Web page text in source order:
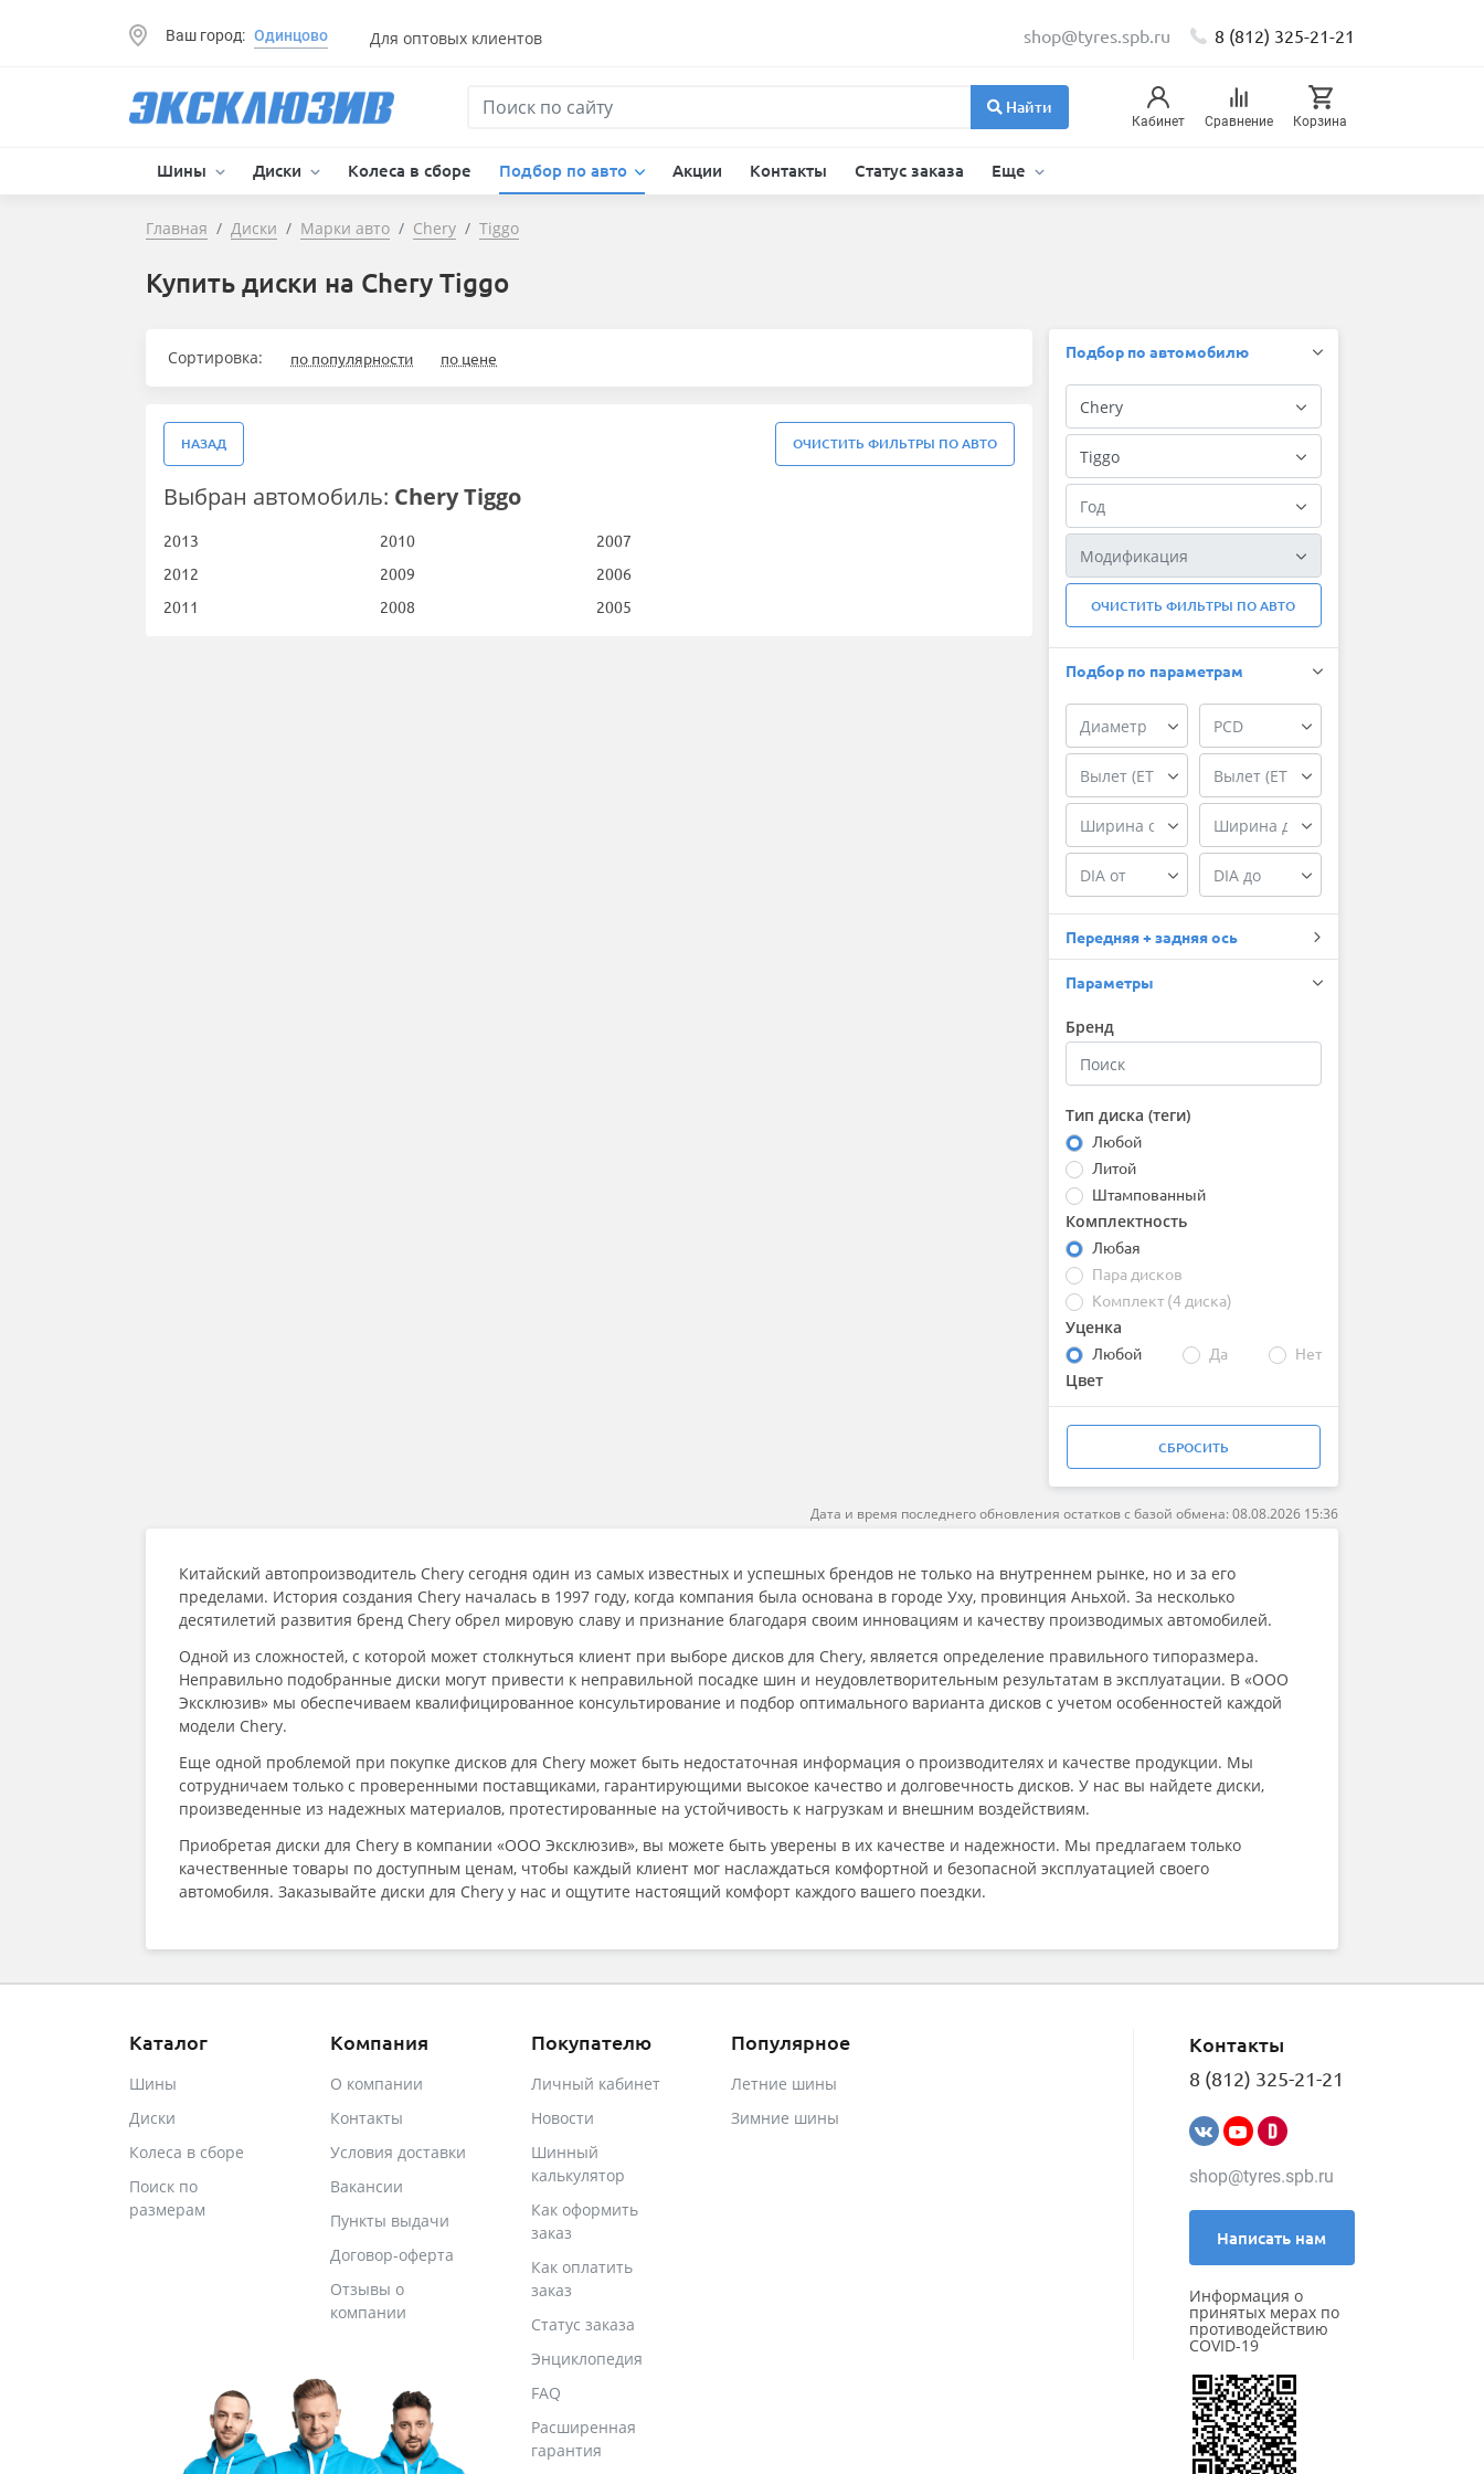
Ваш город: Одинцово Для оптовых клиентов shop@tyres.spb.ru 8 (812) 325-21-21
Найти
Кабинет Сравнение Корзина
Шины Диски Колеса в сборе Подбор по авто Акции Контакты Статус заказа Еще
Главная Диски Марки авто Chery Tiggo
Купить диски на Chery Tiggo
Сортировка: по популярности по цене
НАЗАД ОЧИСТИТЬ ФИЛЬТРЫ ПО АВТО
Выбран автомобиль: Chery Tiggo
2013
2012
2011
2010
2009
2008
2007
2006
2005
Подбор по автомобилю
ОЧИСТИТЬ ФИЛЬТРЫ ПО АВТО
Подбор по параметрам
Передняя + задняя ось
Параметры
Бренд
Тип диска (теги)
Любой
Литой
Штампованный
Комплектность
Любая
Пара дисков
Комплект (4 диска)
Уценка
Любой Да Нет
Цвет
СБРОСИТЬ
Дата и время последнего обновления остатков с базой обмена: 08.08.2026 15:36
Китайский автопроизводитель Chery сегодня один из самых известных и успешных брендов не только на внутреннем рынке, но и за его
пределами. История создания Chery началась в 1997 году, когда компания была основана в городе Уху, провинция Аньхой. За несколько
десятилетий развития бренд Chery обрел мировую славу и признание благодаря своим инновациям и качеству производимых автомобилей.
Одной из сложностей, с которой может столкнуться клиент при выборе дисков для Chery, является определение правильного типоразмера.
Неправильно подобранные диски могут привести к неправильной посадке шин и неудовлетворительным результатам в эксплуатации. В «ООО
Эксклюзив» мы обеспечиваем квалифицированное консультирование и подбор оптимального варианта дисков с учетом особенностей каждой
модели Chery.
Еще одной проблемой при покупке дисков для Chery может быть недостаточная информация о производителях и качестве продукции. Мы
сотрудничаем только с проверенными поставщиками, гарантирующими высокое качество и долговечность дисков. У нас вы найдете диски,
произведенные из надежных материалов, протестированные на устойчивость к нагрузкам и внешним воздействиям.
Приобретая диски для Chery в компании «ООО Эксклюзив», вы можете быть уверены в их качестве и надежности. Мы предлагаем только
качественные товары по доступным ценам, чтобы каждый клиент мог наслаждаться комфортной и безопасной эксплуатацией своего
автомобиля. Заказывайте диски для Chery у нас и ощутите настоящий комфорт каждого вашего поездки.
Каталог
Шины
Диски
Колеса в сборе
Поиск по
размерам
Компания
О компании
Контакты
Условия доставки
Вакансии
Пункты выдачи
Договор-оферта
Отзывы о
компании
Покупателю
Личный кабинет
Новости
Шинный
калькулятор
Как оформить
заказ
Как оплатить
заказ
Статус заказа
Энциклопедия
FAQ
Расширенная
гарантия
Популярное
Летние шины
Зимние шины
Контакты
8 (812) 325-21-21
shop@tyres.spb.ru
Написать нам
Информация о
принятых мерах по
противодействию
COVID-19